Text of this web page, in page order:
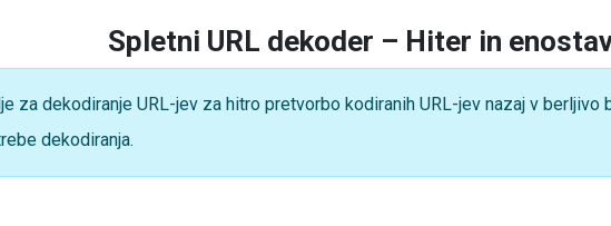
Spletni URL dekoder – Hiter in
za dekodiranje URL-jev za hitro pretvorbo kodiranih URL-jev nazaj v
dekodiranja.